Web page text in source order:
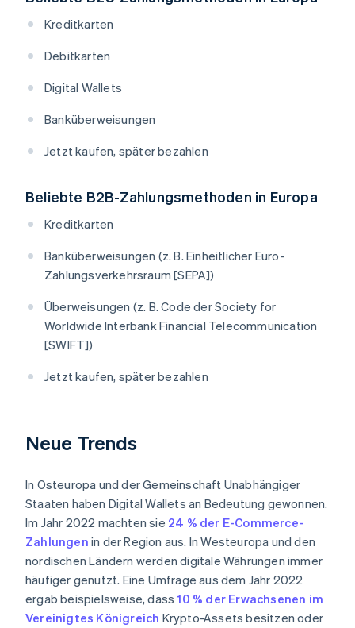
Kreditkarten
Debitkarten
Digital Wallets
Banküberweisungen
Jetzt kaufen, später bezahlen
Beliebte B2B-Zahlungsmethoden in Europa
Kreditkarten
Banküberweisungen (z. B. Einheitlicher Euro-
Zahlungsverkehrsraum [SEPA])
Überweisungen (z. B. Code der Society for
Worldwide Interbank Financial Telecommunication
[SWIFT])
Jetzt kaufen, später bezahlen
Neue Trends
In Osteuropa und der Gemeinschaft Unabhängiger
Staaten haben Digital Wallets an Bedeutung gewonnen.
Im Jahr 2022 machten sie 24 % der E-Commerce-
Zahlungen in der Region aus. In Westeuropa und den
nordischen Ländern werden digitale Währungen immer
häufiger genutzt. Eine Umfrage aus dem Jahr 2022
ergab beispielsweise, dass10 % der Erwachsenen im
Vereinigtes Königreich Krypto-Assets besitzen oder